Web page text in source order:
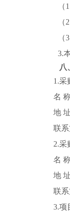
3.
八
1.采
名
地
联系
2.采
名
地
联系
3.项